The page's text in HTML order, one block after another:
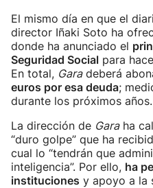
El mismo día en que el
director Iñaki Soto ha
donde ha anunciado el
Seguridad Social para
En total, Garadeberá
euros por esa deuda;
durante los próximos años.
La dirección de Garaha
“duro golpe” que ha
cual lo “tendrán que
inteligencia”. Por ello, ha
instituciones y apoyo a la